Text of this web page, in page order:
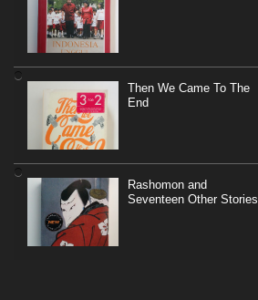
Then We Came To The
End
Rashomon and
Seventeen Other Stories